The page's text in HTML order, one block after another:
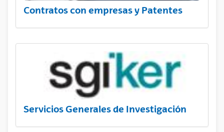
Contratos con empresas y Patentes
Servicios Generales de Investigación